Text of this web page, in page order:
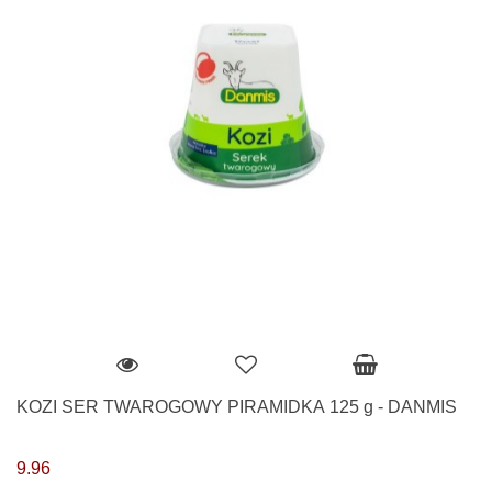
KOZI SER TWAROGOWY PIRAMIDKA 125 g - DANMIS
9.96